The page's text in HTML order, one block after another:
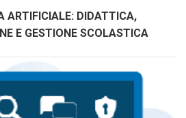
ARTIFICIALE: DIDATTICA,
E GESTIONE SCOLASTICA